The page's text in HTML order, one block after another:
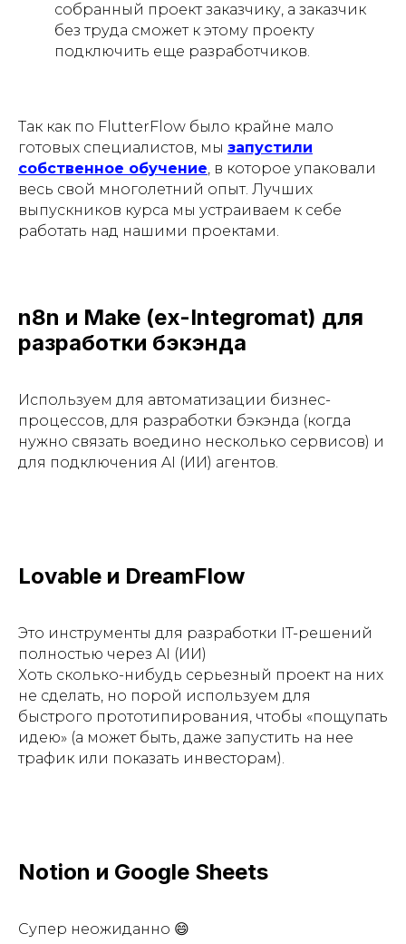
собранный проект заказчику, а заказчик
без труда сможет к этому проекту
подключить еще разработчиков.
Так как по FlutterFlow было крайне мало
готовых специалистов, мы запустили
собственное обучение, в которое упаковали
весь свой многолетний опыт. Лучших
выпускников курса мы устраиваем к себе
работать над нашими проектами.
n8n и Make (ex-Integromat) для
разработки бэкэнда
Используем для автоматизации бизнес-
процессов, для разработки бэкэнда (когда
нужно связать воедино несколько сервисов) и
для подключения AI (ИИ) агентов.
Lovable и DreamFlow
Это инструменты для разработки IT-решений
полностью через AI (ИИ)
Хоть сколько-нибудь серьезный проект на них
не сделать, но порой используем для
быстрого прототипирования, чтобы «пощупать
идею» (а может быть, даже запустить на нее
трафик или показать инвесторам).
Notion и Google Sheets
Супер неожиданно 😄